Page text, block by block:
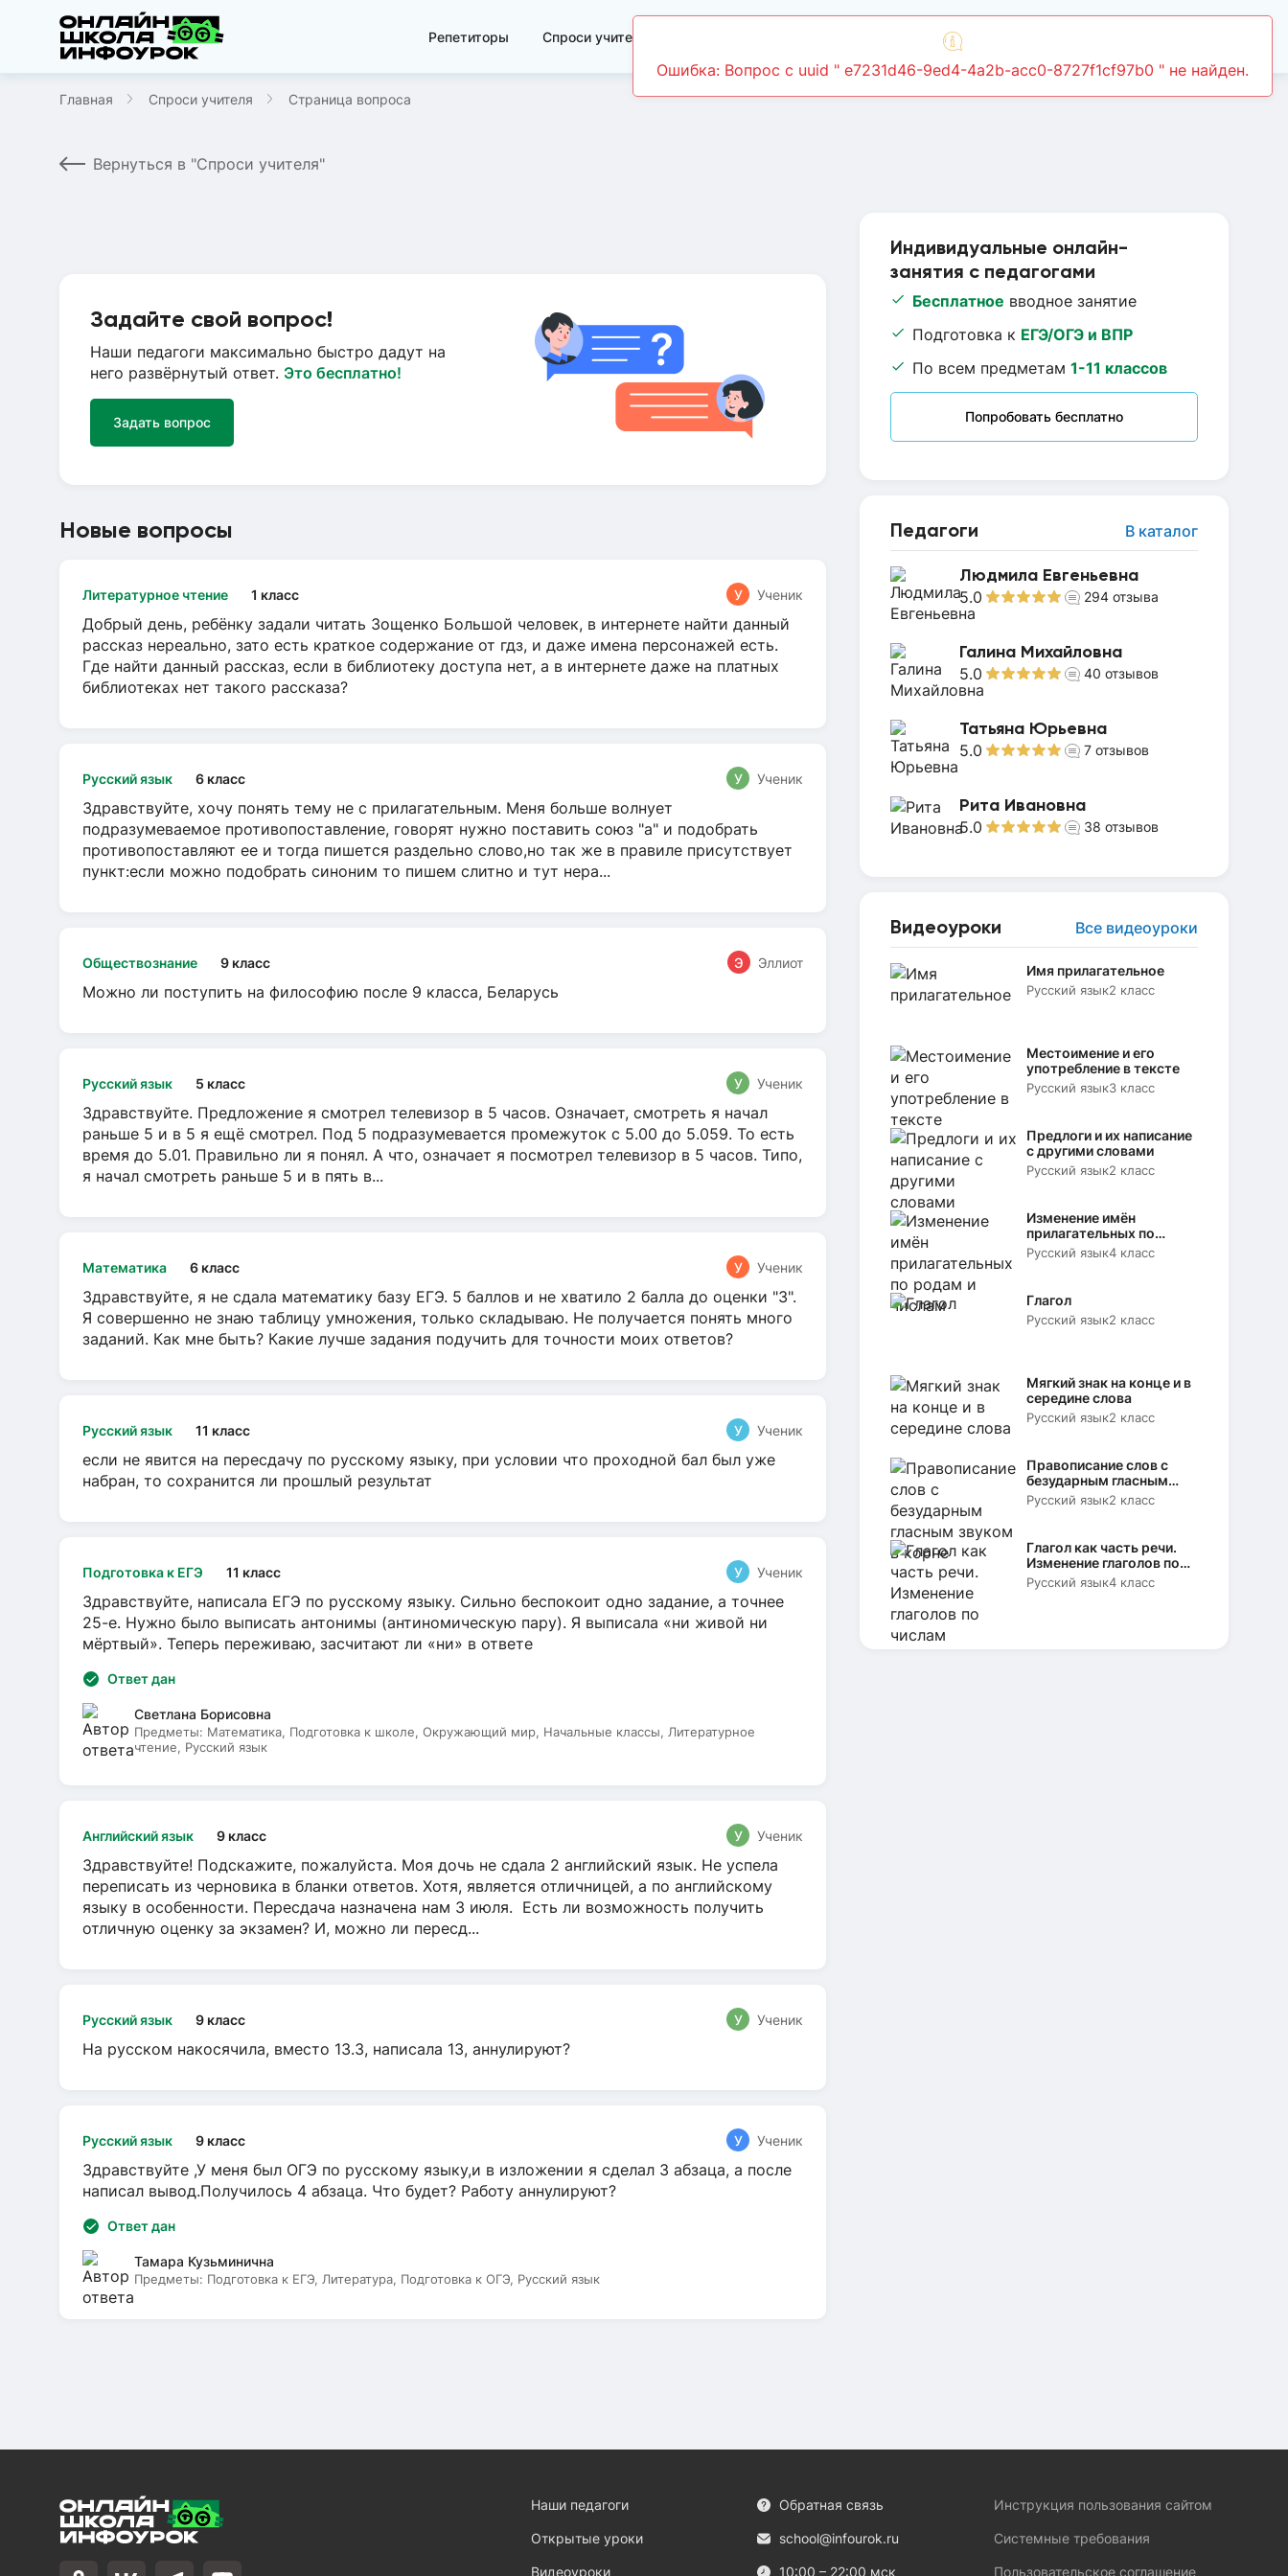
Репетиторы Спроси учителя
Главная Спроси учителя Страница вопроса
Вернуться в "Спроси учителя"
Индивидуальные онлайн-
занятия с педагогами
Бесплатное вводное занятие
Подготовка к ЕГЭ/ОГЭ и ВПР
По всем предметам 1-11 классов
Попробовать бесплатно
Педагоги В каталог
Людмила Евгеньевна
5.0 294 отзыва
Галина Михайловна
5.0 40 отзывов
Татьяна Юрьевна
5.0 7 отзывов
Рита Ивановна
5.0 38 отзывов
Видеоуроки Все видеоуроки
Имя прилагательное
Русский язык2 класс
Местоимение и его
употребление в тексте
Русский язык3 класс
Предлоги и их написание
с другими словами
Русский язык2 класс
Изменение имён
прилагательных по
родам и числам
Русский язык4 класс
Глагол
Русский язык2 класс
Мягкий знак на конце и в
середине слова
Русский язык2 класс
Правописание слов с
безударным гласным
звуком в корне
Русский язык2 класс
Глагол как часть речи.
Изменение глаголов по
числам
Русский язык4 класс
Задайте свой вопрос!
Наши педагоги максимально быстро дадут на
него развёрнутый ответ. Это бесплатно!
Задать вопрос
Новые вопросы
Литературное чтение 1 класс У Ученик
Добрый день, ребёнку задали читать Зощенко Большой человек, в интернете найти данный
рассказ нереально, зато есть краткое содержание от гдз, и даже имена персонажей есть.
Где найти данный рассказ, если в библиотеку доступа нет, а в интернете даже на платных
библиотеках нет такого рассказа?
Русский язык 6 класс У Ученик
Здравствуйте, хочу понять тему не с прилагательным. Меня больше волнует
подразумеваемое противопоставление, говорят нужно поставить союз "а" и подобрать
противопоставляют ее и тогда пишется раздельно слово,но так же в правиле присутствует
пункт:если можно подобрать синоним то пишем слитно и тут нера...
Обществознание 9 класс Э Эллиот
Можно ли поступить на философию после 9 класса, Беларусь
Русский язык 5 класс У Ученик
Здравствуйте. Предложение я смотрел телевизор в 5 часов. Означает, смотреть я начал
раньше 5 и в 5 я ещё смотрел. Под 5 подразумевается промежуток с 5.00 до 5.059. То есть
время до 5.01. Правильно ли я понял. А что, означает я посмотрел телевизор в 5 часов. Типо,
я начал смотреть раньше 5 и в пять в...
Математика 6 класс У Ученик
Здравствуйте, я не сдала математику базу ЕГЭ. 5 баллов и не хватило 2 балла до оценки "3".
Я совершенно не знаю таблицу умножения, только складываю. Не получается понять много
заданий. Как мне быть? Какие лучше задания подучить для точности моих ответов?
Русский язык 11 класс У Ученик
если не явится на пересдачу по русскому языку, при условии что проходной бал был уже
набран, то сохранится ли прошлый результат
Подготовка к ЕГЭ 11 класс У Ученик
Здравствуйте, написала ЕГЭ по русскому языку. Сильно беспокоит одно задание, а точнее
25-е. Нужно было выписать антонимы (антиномическую пару). Я выписала «ни живой ни
мёртвый». Теперь переживаю, засчитают ли «ни» в ответе
Ответ дан
Светлана Борисовна
Предметы: Математика, Подготовка к школе, Окружающий мир, Начальные классы, Литературное
чтение, Русский язык
Английский язык 9 класс У Ученик
Здравствуйте! Подскажите, пожалуйста. Моя дочь не сдала 2 английский язык. Не успела
переписать из черновика в бланки ответов. Хотя, является отличницей, а по английскому
языку в особенности. Пересдача назначена нам 3 июля. Есть ли возможность получить
отличную оценку за экзамен? И, можно ли пересд...
Русский язык 9 класс У Ученик
На русском накосячила, вместо 13.3, написала 13, аннулируют?
Русский язык 9 класс У Ученик
Здравствуйте ,У меня был ОГЭ по русскому языку,и в изложении я сделал 3 абзаца, а после
написал вывод.Получилось 4 абзаца. Что будет? Работу аннулируют?
Ответ дан
Тамара Кузьминична
Предметы: Подготовка к ЕГЭ, Литература, Подготовка к ОГЭ, Русский язык
Наши педагоги
Открытые уроки
Видеоуроки
Обратная связь
school@infourok.ru
10:00 – 22:00 мск
Инструкция пользования сайтом
Системные требования
Пользовательское соглашение